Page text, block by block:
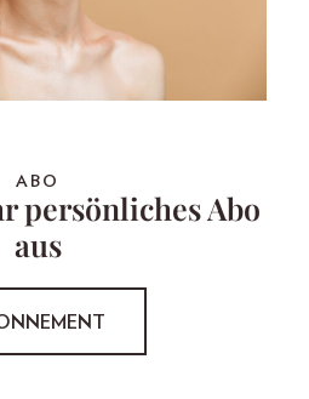
ABO
persönliches Abo
aus